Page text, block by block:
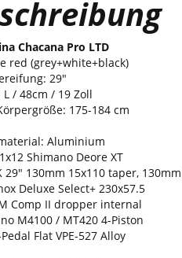
Chacana Pro LTD
red (grey+white+black)
29"
L / 48cm / 19 Zoll
175-184 cm
Aluminium
Shimano Deore XT
29" 130mm 15x110 taper,
Deluxe Select+ 230x57.5
Comp II dropper internal
M4100 / MT420 4-Piston
Flat VPE-527 Alloy